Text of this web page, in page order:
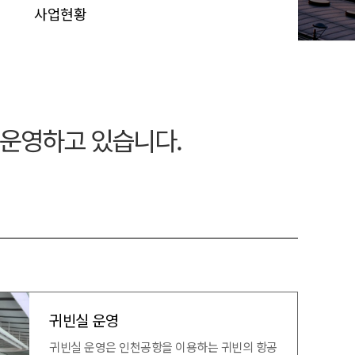
사업현황
영하고 있습니다.
귀빈실 운영
귀빈실 운영은 인천공항을 이용하는 귀빈의 항공